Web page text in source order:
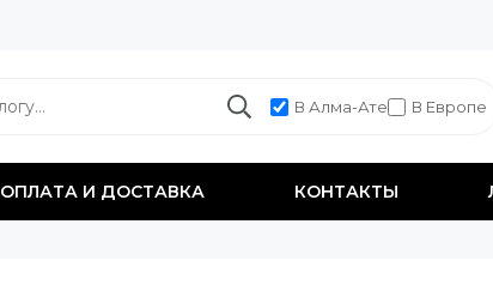
В Алма-Ате В Европе
ОПЛАТА И ДОСТАВКА КОНТАКТЫ